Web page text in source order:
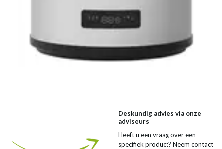
Deskundig advies via onze
adviseurs
Heeft u een vraag over een
specifiek product? Neem contact